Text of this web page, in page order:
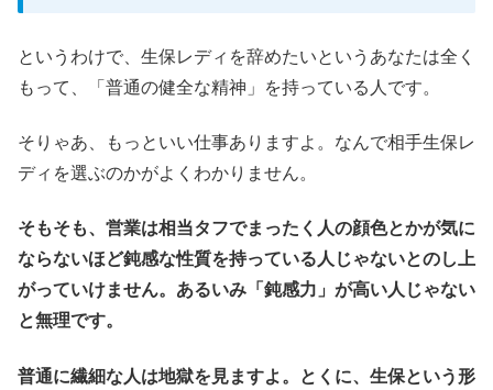
というわけで、生保レディを辞めたいというあなたは全く
もって、「普通の健全な精神」を持っている人です。
そりゃあ、もっといい仕事ありますよ。なんで相手生保レ
ディを選ぶのかがよくわかりません。
そもそも、営業は相当タフでまったく人の顔色とかが気に
ならないほど鈍感な性質を持っている人じゃないとのし上
がっていけません。あるいみ「鈍感力」が高い人じゃない
と無理です。
普通に繊細な人は地獄を見ますよ。とくに、生保という形